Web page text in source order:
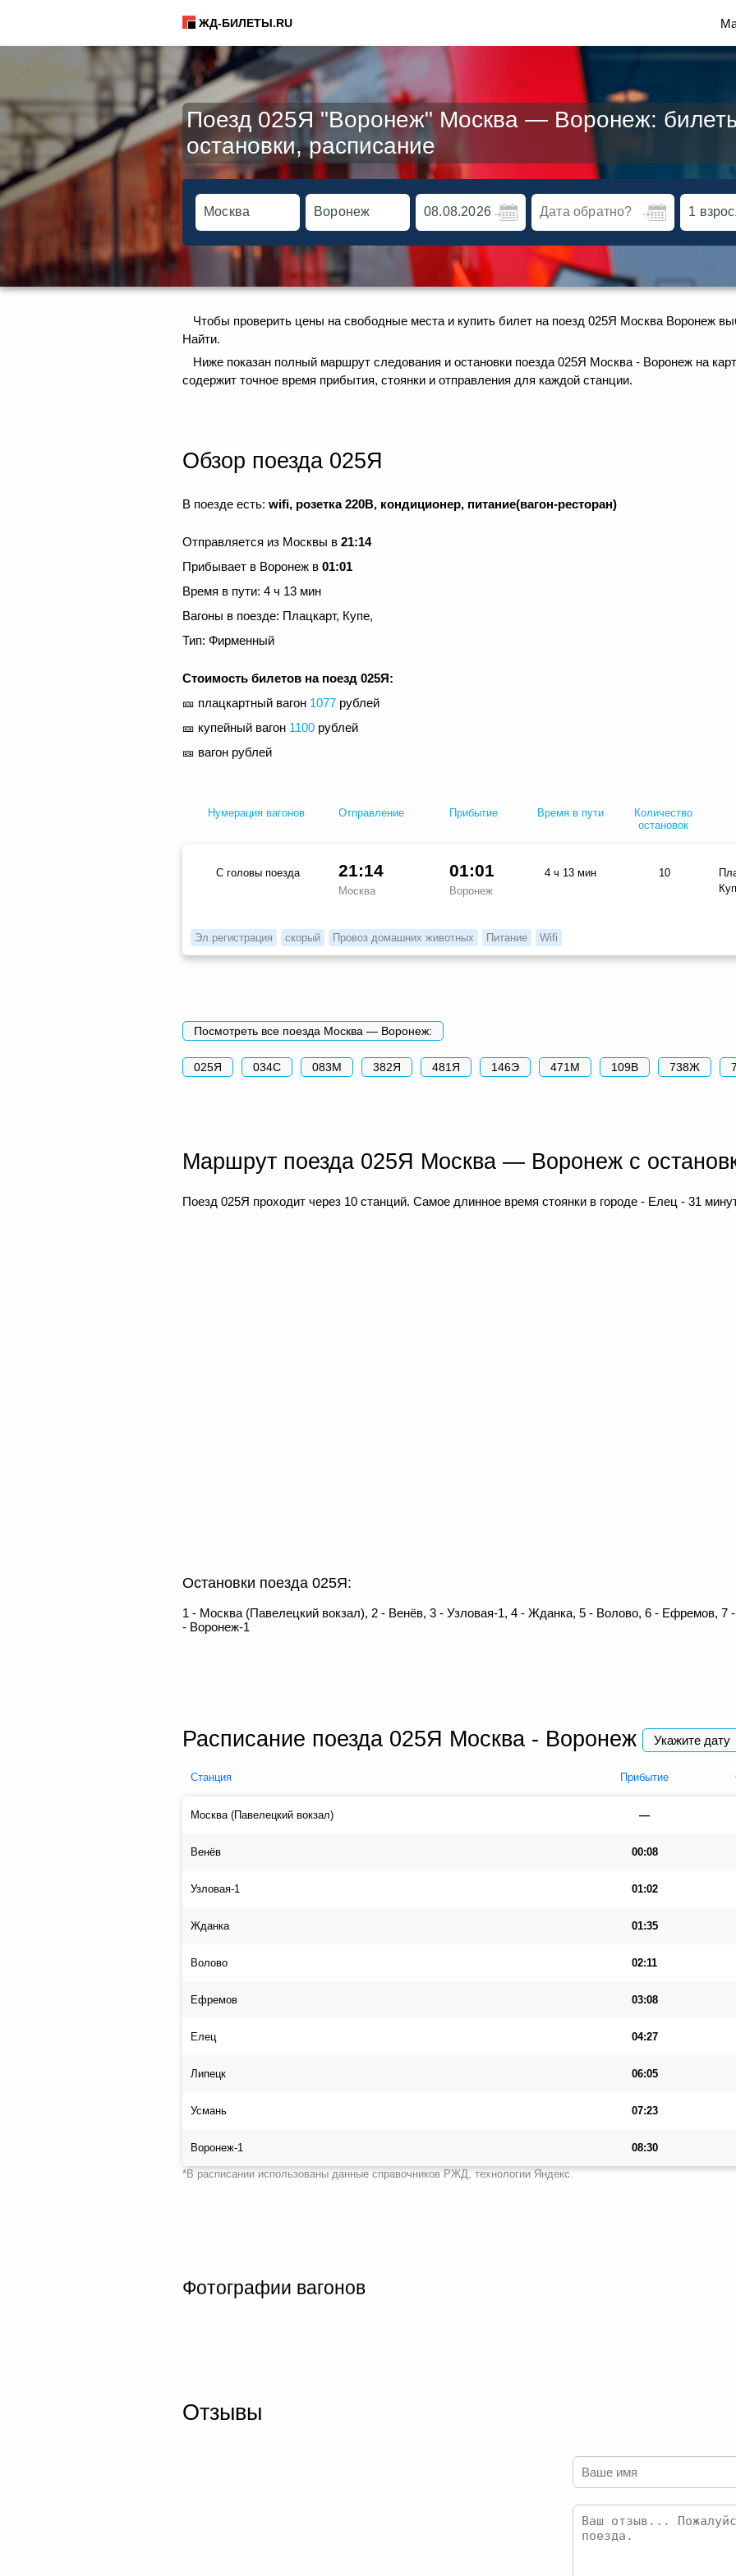
ЖД-БИЛЕТЫ.RU
Поезд 025Я "Воронеж" Москва — Воронеж:
остановки, расписание
Чтобы проверить цены на свободные места и купить билет на поезд 025Я Москва Воронеж
Найти.
Ниже показан полный маршрут следования и остановки поезда 025Я Москва - Воронеж на
содержит точное время прибытия, стоянки и отправления для каждой станции.
Обзор поезда 025Я
В поезде есть: wifi, розетка 220В, кондиционер, питание(вагон-ресторан)
Отправляется из Москвы в 21:14
Прибывает в Воронеж в 01:01
Время в пути: 4 ч 13 мин
Вагоны в поезде: Плацкарт, Купе,
Тип: Фирменный
Стоимость билетов на поезд 025Я:
🎫 плацкартный вагон 1077 рублей
🎫 купейный вагон 1100 рублей
🎫 вагон рублей
Нумерация вагонов Отправление Прибытие Время в пути
Количество
остановок
С головы поезда 21:14
Москва
01:01
Воронеж
4 ч 13 мин 10
Эл.регистрация скорый Провоз домашних животных Питание Wifi
Посмотреть все поезда Москва — Воронеж:
025Я 034С 083М 382Я 481Я 146Э 471М 109В 738Ж
Маршрут поезда 025Я Москва — Воронеж с
Поезд 025Я проходит через 10 станций. Самое длинное время стоянки в городе - Елец - 31
Остановки поезда 025Я:
1 - Москва (Павелецкий вокзал), 2 - Венёв, 3 - Узловая-1, 4 - Жданка, 5 - Волово, 6 - Ефремов, 7
- Воронеж-1
Расписание поезда 025Я Москва - Воронеж Укажите дату
Cтанция Прибытие
Москва (Павелецкий вокзал) —
Венёв 00:08
Узловая-1 01:02
Жданка 01:35
Волово 02:11
Ефремов 03:08
Елец 04:27
Липецк 06:05
Усмань 07:23
Воронеж-1 08:30
*В расписании использованы данные справочников РЖД, технологии Яндекс.
Фотографии вагонов
Отзывы